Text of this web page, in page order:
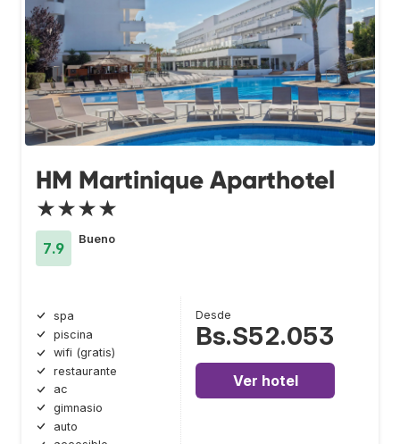
HM Martinique Aparthotel
★★★★
7.9
Bueno
spa
piscina
wifi (gratis)
restaurante
ac
gimnasio
auto
Desde
Bs.S52.053
Ver hotel